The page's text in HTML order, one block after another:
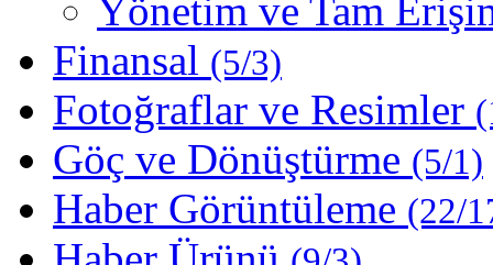
Yönetim ve Tam
Finansal (5/3)
Fotoğraflar ve Resimler
Göç ve Dönüştürme (5/1)
Haber Görüntüleme (22/